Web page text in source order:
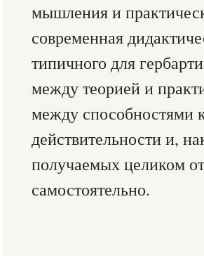
мышления и
современная
типичного для
между теорией и
между способностями
действительности и,
получаемых целиком
самостоятельно.